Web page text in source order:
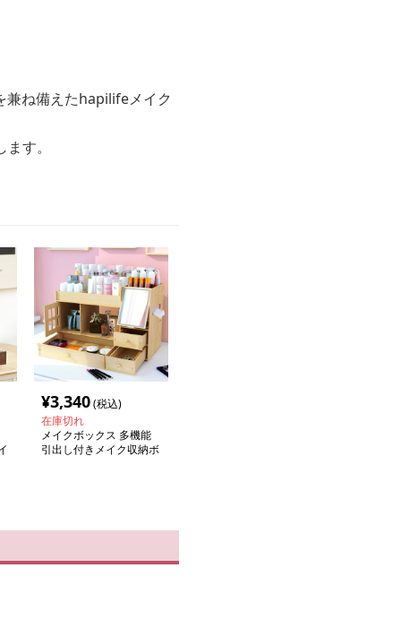
兼ね備えたhapilifeメイク
す。
¥3,340(税込)
在庫切れ
メイクボックス 多機能
引出し付きメイク収納ボ